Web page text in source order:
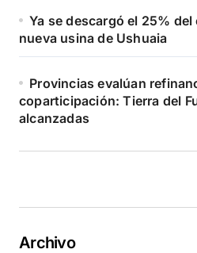
Ya se descargó el 25%
nueva usina de Ushuaia
Provincias evalúan
coparticipación: Tierra del
alcanzadas
Archivo